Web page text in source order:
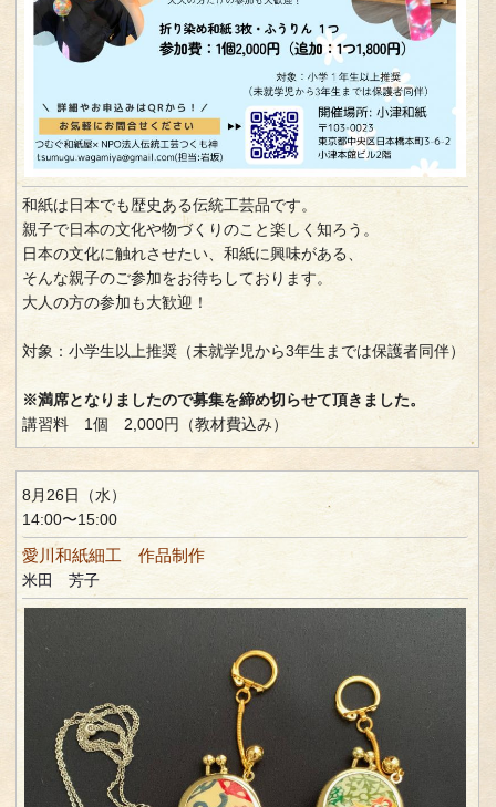
和紙は日本でも歴史ある伝統工芸品です。
親子で日本の文化や物づくりのこと楽しく知ろう。
日本の文化に触れさせたい、和紙に興味がある、
そんな親子のご参加をお待ちしております。
大人の方の参加も大歓迎！
対象：小学生以上推奨（未就学児から3年生までは保護者同伴）
※満席となりましたので募集を締め切らせて頂きました。
講習料 1個 2,000円（教材費込み）
8月26日（水）
14:00〜15:00
愛川和紙細工 作品制作
米田 芳子